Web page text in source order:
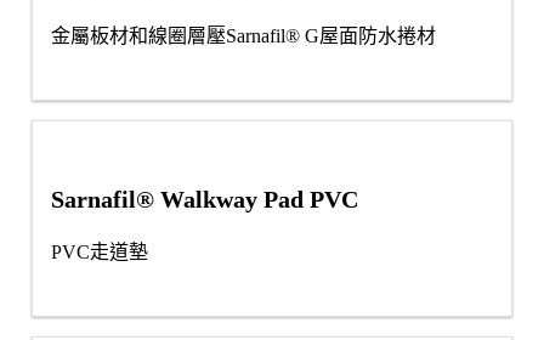
金屬板材和線圈層壓Sarnafil® G屋面防水捲材
Sarnafil® Walkway Pad PVC
PVC走道墊